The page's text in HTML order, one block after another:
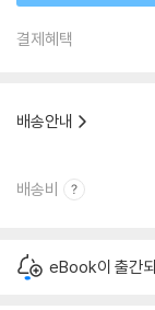
결제혜택
배송안내
배송비
eBook이 출간